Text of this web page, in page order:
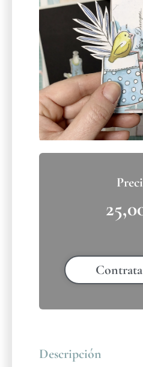
Descripción